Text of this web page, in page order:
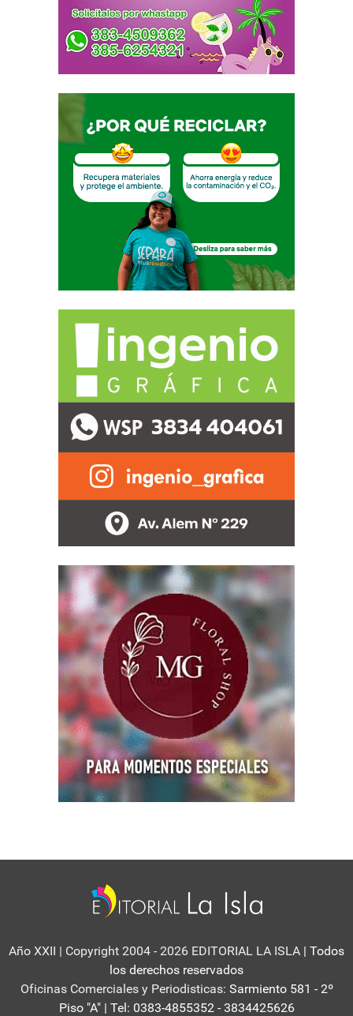
Año XXII | Copyright 2004 - 2026 EDITORIAL LA ISLA | Todos
los derechos reservados
Oficinas Comerciales y Periodisticas: Sarmiento 581 - 2º
Piso "A" | Tel: 0383-4855352 - 3834425626